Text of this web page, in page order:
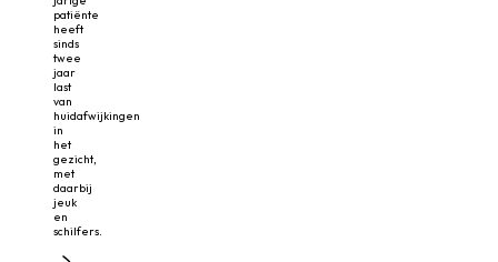
patiënte
heeft
sinds
twee
jaar
last
van
huidafwijkingen
in
het
gezicht,
met
daarbij
jeuk
en
schilfers.